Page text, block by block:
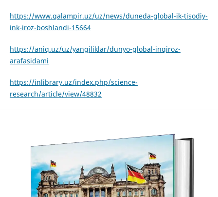
https://www.qalampir.uz/uz/news/duneda-global-ik-tisodiy-
ink-iroz-boshlandi-15664
https://aniq.uz/uz/yangiliklar/dunyo-global-inqiroz-
arafasidami
https://inlibrary.uz/index.php/science-
research/article/view/48832